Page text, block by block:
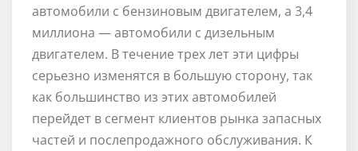
автомобили с бензиновым двигателем, а 3,4
миллиона — автомобили с дизельным
двигателем. В течение трех лет эти цифры
серьезно изменятся в большую сторону, так
как большинство из этих автомобилей
перейдет в сегмент клиентов рынка запасных
частей и послепродажного обслуживания. К